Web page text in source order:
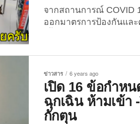
จากสถานการณ์ COVID
ออกมาตรการป้องกันแล
สะดวกซื้อ 24 ชั่วโมง ออ
ทว่า มาตรการนี้ กลับส่ง
แอร์เย็น ๆ ในร้านสะดว
ทั้งวันทั้งคืน แต่ตอนนี้ไม่เ
(11...
ข่าวสาร 6 years ago
เปิด 16 ข้อกำห
ฉุกเฉิน ห้ามเข้า
กักตุน